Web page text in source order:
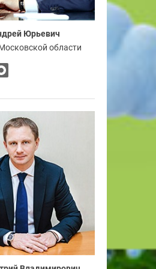
Юрьевич
области